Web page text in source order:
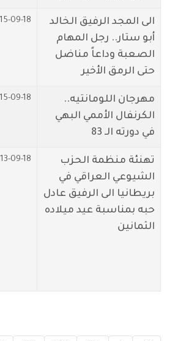
الى المجد الرفيق الخالد
أبو ستار.. رجل المهام
الصعبة وداعاً مناضل
حتى الرمق الأخير
15-09-18
مهرجان اللومانتيه..
الكرنفال الأممي البهي
في دورته الـ 83
15-09-18
تهنئة منظمة الحزب
الشيوعي العراقي في
بريطانيا الى الرفيق عادل
حبه بمناسبة عيد ميلاده
الثمانين
13-09-18